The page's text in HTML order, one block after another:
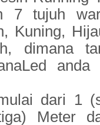
7 tujuh
Kuning,
dimana
anda
dari 1
Meter